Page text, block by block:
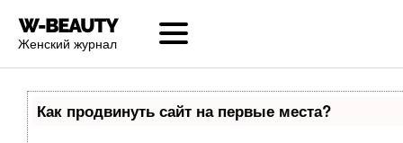
Женский журнал
Как продвинуть сайт на первые места?